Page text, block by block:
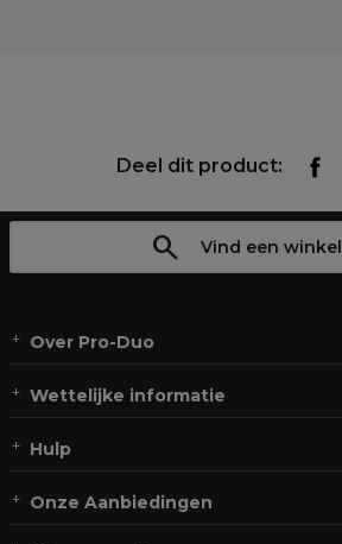
Deel dit product:
Vind een winkel
Over Pro-Duo
Wettelijke informatie
Hulp
Onze Aanbiedingen